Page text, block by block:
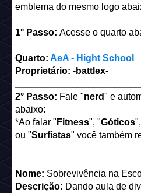
emblema do mesmo logo
1° Passo: Acesse o quarto
Quarto: AeA - Hight School
Proprietário: -battlex-
2° Passo: Fale "nerd" e
abaixo:
*Ao falar " Fitness", "Góticos
ou "Surfistas" você também
Nome: Sobrevivência na
Descrição: Dando aula de